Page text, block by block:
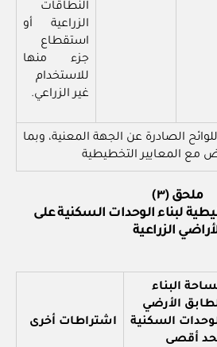
النطاقات
الزراعية أو
استقطاع
جزء منها
للاستخدام
غير الزراعي.
الصادرة عن الجهة المعنية، وبما
مع المعايير التخطيطية
ملحق (٣)
لبناء الوحدات السكنية على
الزراعية
البناء
الأرضي
السكنية
أقصى
اشتراطات أخرى